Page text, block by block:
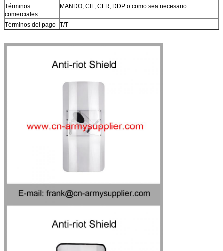
Términos
comerciales
MANDO, CIF, CFR, DDP o como sea necesario
Términos del pago T/T